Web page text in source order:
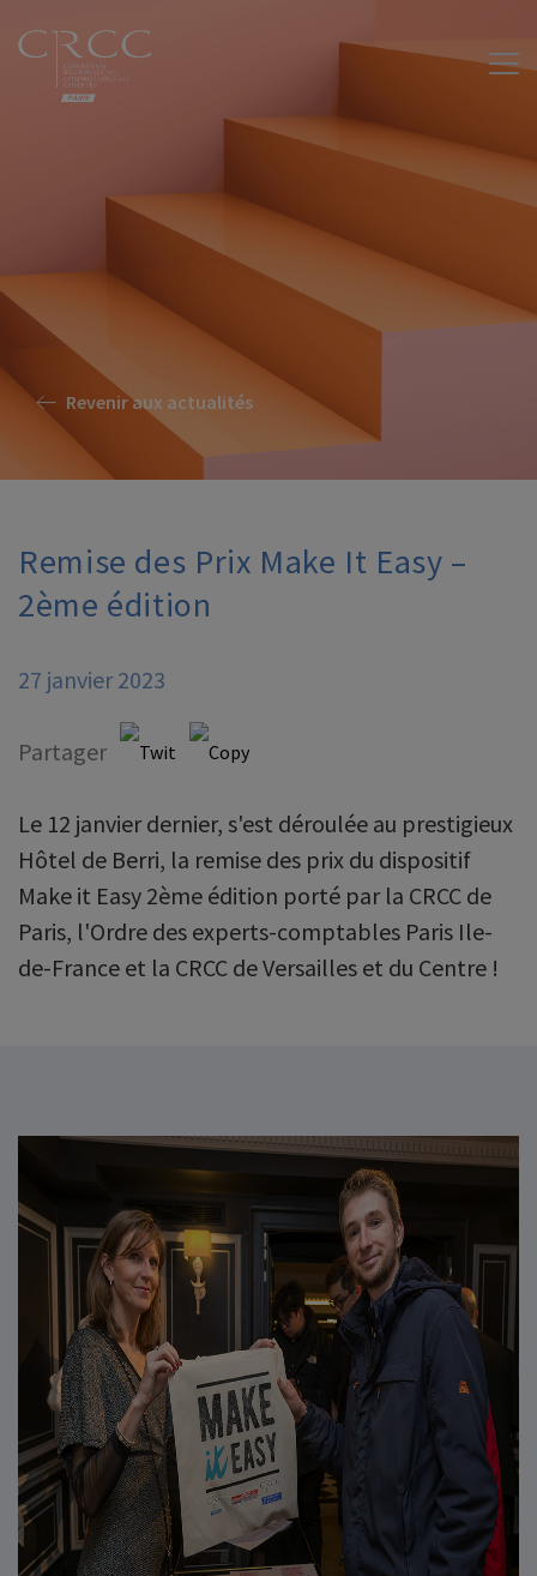
Revenir aux actualités
Remise des Prix Make It Easy –
2ème édition
27 janvier 2023
Partager
Le 12 janvier dernier, s'est déroulée au prestigieux
Hôtel de Berri, la remise des prix du dispositif
Make it Easy 2ème édition porté par la CRCC de
Paris, l'Ordre des experts-comptables Paris Ile-
de-France et la CRCC de Versailles et du Centre !